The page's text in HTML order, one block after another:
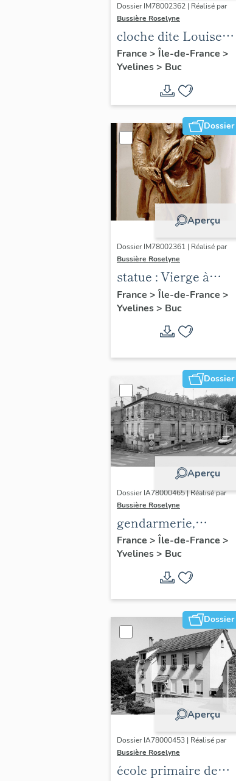
Dossier IM78002362 | Réalisé par
Bussière Roselyne
cloche dite Louise
Auguste Adélaïde
France > Île-de-France >
Yvelines> Buc
Dossier
Aperçu
Dossier IM78002361 | Réalisé par
Bussière Roselyne
statue : Vierge à
l'Enfant (n°2)
France > Île-de-France >
Yvelines> Buc
Dossier
Aperçu
Dossier IA78000465 | Réalisé par
Bussière Roselyne
gendarmerie,
actuellement
immeuble
France > Île-de-France >
Yvelines> Buc
Dossier
Aperçu
Dossier IA78000453 | Réalisé par
Bussière Roselyne
école primaire de